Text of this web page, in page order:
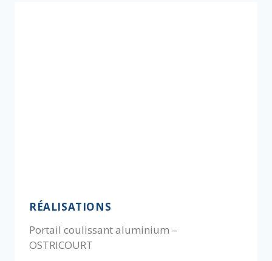
RÉALISATIONS
Portail coulissant aluminium –
OSTRICOURT